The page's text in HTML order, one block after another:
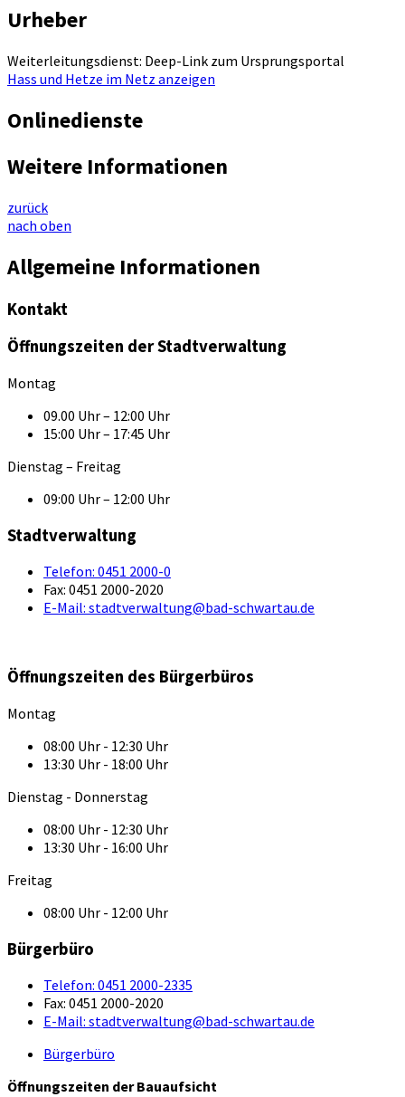
Urheber
Weiterleitungsdienst: Deep-Link zum Ursprungsportal
Hass und Hetze im Netz anzeigen
Onlinedienste
Weitere Informationen
zurück
nach oben
Allgemeine Informationen
Kontakt
Öffnungszeiten der Stadtverwaltung
Montag
09.00 Uhr – 12:00 Uhr
15:00 Uhr – 17:45 Uhr
Dienstag – Freitag
09:00 Uhr – 12:00 Uhr
Stadtverwaltung
Telefon: 0451 2000-0
Fax: 0451 2000-2020
E-Mail: stadtverwaltung@bad-schwartau.de
Öffnungszeiten des Bürgerbüros
Montag
08:00 Uhr - 12:30 Uhr
13:30 Uhr - 18:00 Uhr
Dienstag - Donnerstag
08:00 Uhr - 12:30 Uhr
13:30 Uhr - 16:00 Uhr
Freitag
08:00 Uhr - 12:00 Uhr
Bürgerbüro
Telefon: 0451 2000-2335
Fax: 0451 2000-2020
E-Mail: stadtverwaltung@bad-schwartau.de
Bürgerbüro
Öffnungszeiten der Bauaufsicht